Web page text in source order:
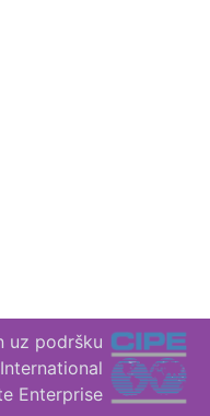
uz podršku
Enterprise